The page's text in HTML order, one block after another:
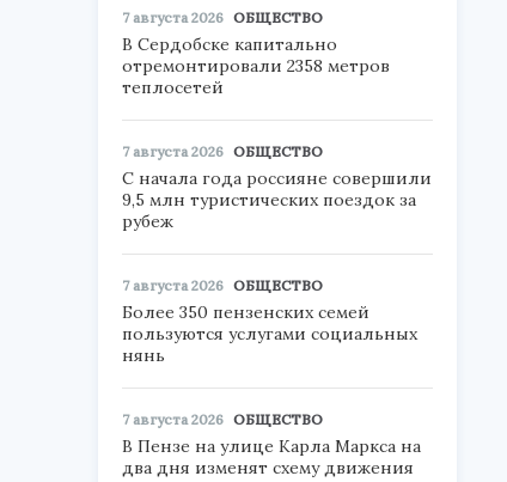
7 августа 2026 ОБЩЕСТВО
В Сердобске капитально
отремонтировали 2358 метров
теплосетей
7 августа 2026 ОБЩЕСТВО
С начала года россияне совершили
9,5 млн туристических поездок за
рубеж
7 августа 2026 ОБЩЕСТВО
Более 350 пензенских семей
пользуются услугами социальных
нянь
7 августа 2026 ОБЩЕСТВО
В Пензе на улице Карла Маркса на
два дня изменят схему движения